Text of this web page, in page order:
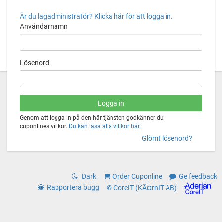
Är du lagadministratör? Klicka här för att logga in.
Användarnamn
Lösenord
Genom att logga in på den här tjänsten godkänner du
cuponlines villkor. Du kan läsa alla villkor här.
Glömt lösenord?
Dark Order Cuponline
Ge feedback
Rapportera bugg
© CoreIT (KÃ¤rnIT AB)